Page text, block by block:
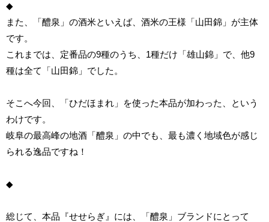
◆
また、「醴泉」の酒米といえば、酒米の王様「山田錦」が主体
です。
これまでは、定番品の9種のうち、1種だけ「雄山錦」で、他9
種は全て「山田錦」でした。
そこへ今回、「ひだほまれ」を使った本品が加わった、という
わけです。
岐阜の最高峰の地酒「醴泉」の中でも、最も濃く地域色が感じ
られる逸品ですね！
◆
総じて、本品『せせらぎ』には、「醴泉」ブランドにとって